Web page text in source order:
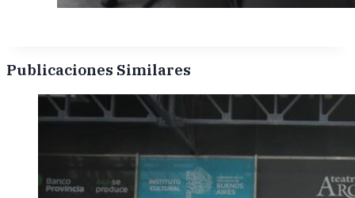
Publicaciones Similares